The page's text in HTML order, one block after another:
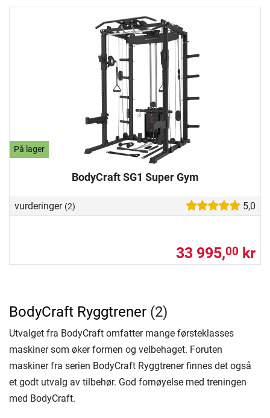
På lager
BodyCraft SG1 Super Gym
vurderinger (2) 5,0
33 995,00 kr
BodyCraft Ryggtrener (2)
Utvalget fra BodyCraft omfatter mange førsteklasses
maskiner som øker formen og velbehaget. Foruten
maskiner fra serien BodyCraft Ryggtrener finnes det også
et godt utvalg av tilbehør. God fornøyelse med treningen
med BodyCraft.